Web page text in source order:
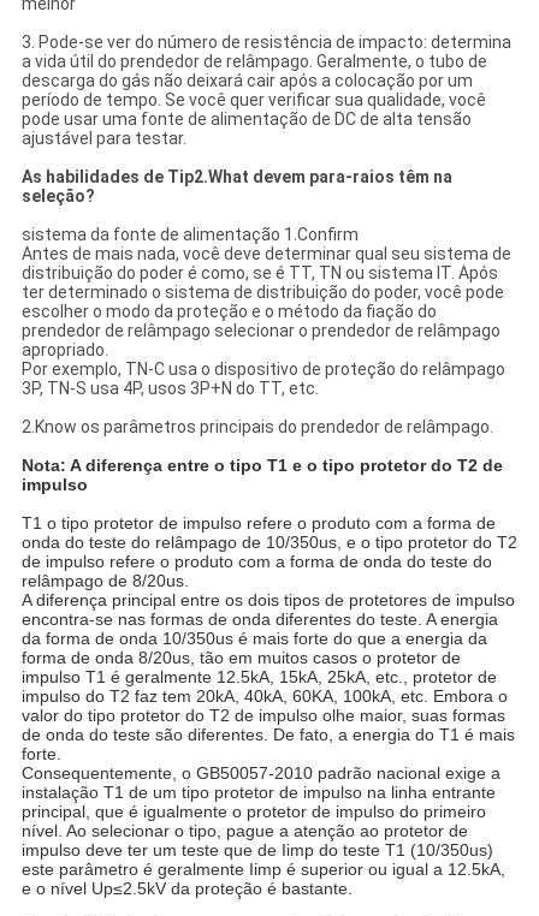
melhor
3. Pode-se ver do número de resistência de impacto: determina
a vida útil do prendedor de relâmpago. Geralmente, o tubo de
descarga do gás não deixará cair após a colocação por um
período de tempo. Se você quer verificar sua qualidade, você
pode usar uma fonte de alimentação de DC de alta tensão
ajustável para testar.
As habilidades de Tip2.What devem para-raios têm na
seleção?
sistema da fonte de alimentação 1.Confirm
Antes de mais nada, você deve determinar qual seu sistema de
distribuição do poder é como, se é TT, TN ou sistema IT. Após
ter determinado o sistema de distribuição do poder, você pode
escolher o modo da proteção e o método da fiação do
prendedor de relâmpago selecionar o prendedor de relâmpago
apropriado.
Por exemplo, TN-C usa o dispositivo de proteção do relâmpago
3P, TN-S usa 4P, usos 3P+N do TT, etc.
2.Know os parâmetros principais do prendedor de relâmpago.
Nota: A diferença entre o tipo T1 e o tipo protetor do T2 de
impulso
T1 o tipo protetor de impulso refere o produto com a forma de
onda do teste do relâmpago de 10/350us, e o tipo protetor do T2
de impulso refere o produto com a forma de onda do teste do
relâmpago de 8/20us.
A diferença principal entre os dois tipos de protetores de impulso
encontra-se nas formas de onda diferentes do teste. A energia
da forma de onda 10/350us é mais forte do que a energia da
forma de onda 8/20us, tão em muitos casos o protetor de
impulso T1 é geralmente 12.5kA, 15kA, 25kA, etc., protetor de
impulso do T2 faz tem 20kA, 40kA, 60KA, 100kA, etc. Embora o
valor do tipo protetor do T2 de impulso olhe maior, suas formas
de onda do teste são diferentes. De fato, a energia do T1 é mais
forte.
Consequentemente, o GB50057-2010 padrão nacional exige a
instalação T1 de um tipo protetor de impulso na linha entrante
principal, que é igualmente o protetor de impulso do primeiro
nível. Ao selecionar o tipo, pague a atenção ao protetor de
impulso deve ter um teste que de Iimp do teste T1 (10/350us)
este parâmetro é geralmente Iimp é superior ou igual a 12.5kA,
e o nível Up≤2.5kV da proteção é bastante.